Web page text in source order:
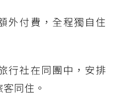
外付費，全程獨自住
行社在同團中，安排
同住。